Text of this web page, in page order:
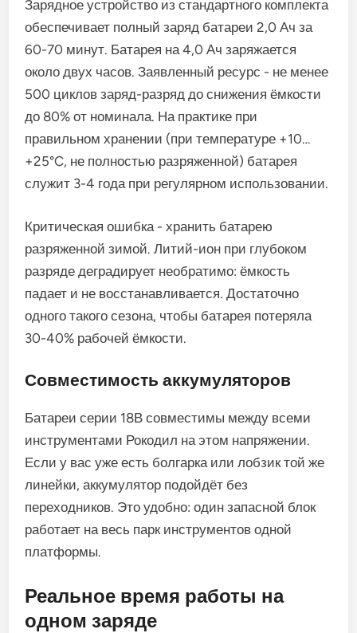
Зарядное устройство из стандартного комплекта
обеспечивает полный заряд батареи 2,0 Ач за
60-70 минут. Батарея на 4,0 Ач заряжается
около двух часов. Заявленный ресурс - не менее
500 циклов заряд-разряд до снижения ёмкости
до 80% от номинала. На практике при
правильном хранении (при температуре +10…
+25°C, не полностью разряженной) батарея
служит 3-4 года при регулярном использовании.
Критическая ошибка - хранить батарею
разряженной зимой. Литий-ион при глубоком
разряде деградирует необратимо: ёмкость
падает и не восстанавливается. Достаточно
одного такого сезона, чтобы батарея потеряла
30-40% рабочей ёмкости.
Совместимость аккумуляторов
Батареи серии 18В совместимы между всеми
инструментами Рокодил на этом напряжении.
Если у вас уже есть болгарка или лобзик той же
линейки, аккумулятор подойдёт без
переходников. Это удобно: один запасной блок
работает на весь парк инструментов одной
платформы.
Реальное время работы на
одном заряде